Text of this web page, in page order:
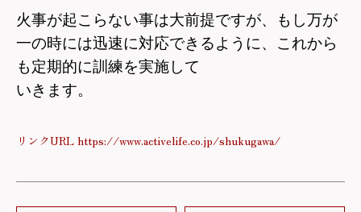
火事が起こらない事は大前提ですが、もし万が
一の時には迅速に対応できるように、これから
も定期的に訓練を実施して
いきます。
リンクURL https://www.activelife.co.jp/shukugawa/